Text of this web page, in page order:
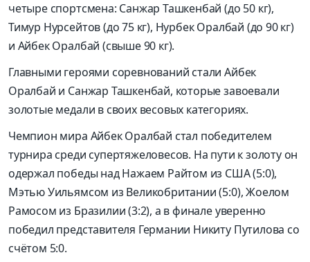
четыре спортсмена: Санжар Ташкенбай (до 50 кг),
Тимур Нурсейтов (до 75 кг), Нурбек Оралбай (до 90 кг)
и Айбек Оралбай (свыше 90 кг).
Главными героями соревнований стали Айбек
Оралбай и Санжар Ташкенбай, которые завоевали
золотые медали в своих весовых категориях.
Чемпион мира Айбек Оралбай стал победителем
турнира среди супертяжеловесов. На пути к золоту он
одержал победы над Нажаем Райтом из США (5:0),
Мэтью Уильямсом из Великобритании (5:0), Жоелом
Рамосом из Бразилии (3:2), а в финале уверенно
победил представителя Германии Никиту Путилова со
счётом 5:0.